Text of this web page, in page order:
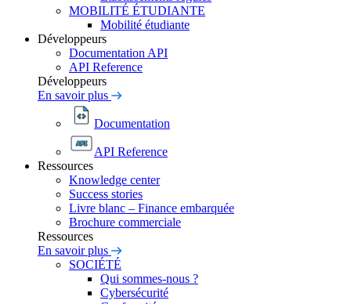
MOBILITÉ ÉTUDIANTE
Mobilité étudiante
Développeurs
Documentation API
API Reference
Développeurs
En savoir plus
Documentation
API Reference
Ressources
Knowledge center
Success stories
Livre blanc – Finance embarquée
Brochure commerciale
Ressources
En savoir plus
SOCIÉTÉ
Qui sommes-nous ?
Cybersécurité